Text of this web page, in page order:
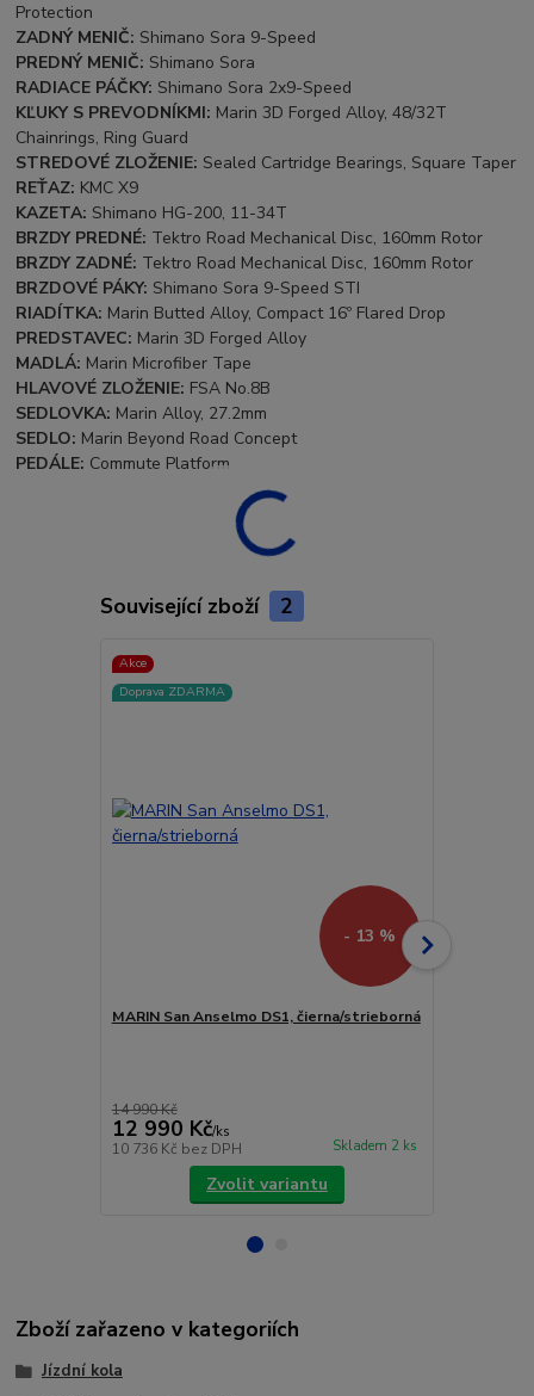
Protection
ZADNÝ MENIČ: Shimano Sora 9-Speed
PREDNÝ MENIČ: Shimano Sora
RADIACE PÁČKY: Shimano Sora 2x9-Speed
KĽUKY S PREVODNÍKMI: Marin 3D Forged Alloy, 48/32T
Chainrings, Ring Guard
STREDOVÉ ZLOŽENIE: Sealed Cartridge Bearings, Square Taper
REŤAZ: KMC X9
KAZETA: Shimano HG-200, 11-34T
BRZDY PREDNÉ: Tektro Road Mechanical Disc, 160mm Rotor
BRZDY ZADNÉ: Tektro Road Mechanical Disc, 160mm Rotor
BRZDOVÉ PÁKY: Shimano Sora 9-Speed STI
RIADÍTKA: Marin Butted Alloy, Compact 16º Flared Drop
PREDSTAVEC: Marin 3D Forged Alloy
MADLÁ: Marin Microfiber Tape
HLAVOVÉ ZLOŽENIE: FSA No.8B
SEDLOVKA: Marin Alloy, 27.2mm
SEDLO: Marin Beyond Road Concept
PEDÁLE: Commute Platform
Související zboží 2
Akce
Doprava ZDARMA
- 13 %
MARIN San Anselmo DS1, čierna/strieborná
14 990 Kč
12 990 Kč/ks
10 736 Kč bez DPH Skladem 2 ks
Zvolit variantu
Zboží zařazeno v kategoriích
Jízdní kola